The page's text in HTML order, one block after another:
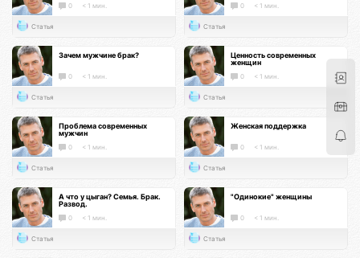
0 < 1 мин.
Статья
0 < 1 мин.
Статья
Зачем мужчине брак?
0 < 1 мин.
Статья
Ценность современных
женщин
0 < 1 мин.
Статья
Проблема современных
мужчин
0 < 1 мин.
Статья
Женская поддержка
0 < 1 мин.
Статья
А что у цыган? Семья. Брак.
Развод.
0 < 1 мин.
Статья
"Одинокие" женщины
0 < 1 мин.
Статья